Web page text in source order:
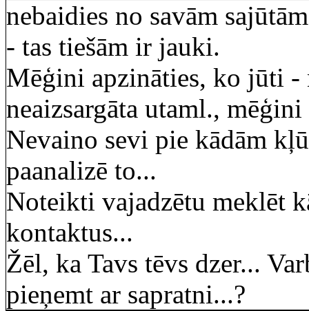
nebaidies no savām
- tas tiešām ir jauki.
Mēģini apzināties, ko jūti
neaizsargāta utaml.,
Nevaino sevi pie kādām
paanalizē to...
Noteikti vajadzētu meklēt
kontaktus...
Žēl, ka Tavs tēvs dzer...
pieņemt ar sapratni...?